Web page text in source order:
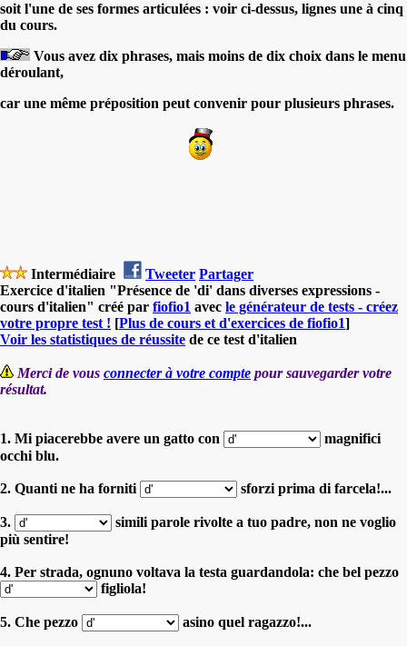
soit l'une de ses formes articulées : voir ci-dessus, lignes une à cinq
du cours.
Vous avez dix phrases, mais moins de dix choix dans le menu
déroulant,
car une même préposition peut convenir pour plusieurs phrases.
Intermédiaire Tweeter Partager
Exercice d'italien "Présence de 'di' dans diverses expressions -
cours d'italien" créé par fiofio1 avec le générateur de tests - créez
votre propre test ! [Plus de cours et d'exercices de fiofio1]
Voir les statistiques de réussite de ce test d'italien
Merci de vous connecter à votre compte pour sauvegarder votre
résultat.
1. Mi piacerebbe avere un gatto con
magnifici
occhi blu.
2. Quanti ne ha forniti sforzi prima di farcela!...
3.
simili parole rivolte a tuo padre, non ne voglio
più sentire!
4. Per strada, ognuno voltava la testa guardandola: che bel pezzo
figliola!
5. Che pezzo asino quel ragazzo!...